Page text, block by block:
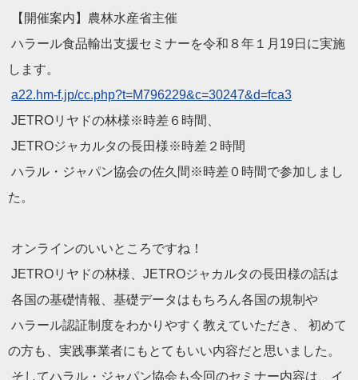
【開催案内】農林水産省主催
ハラール食品輸出支援セミナーを令和８年１月19日に実施
します。
a22.hm-f.jp/cc.php?t=M796229&c=30247&d=fca3
JETROリヤドの林様※時差６時間、
JETROジャカルタの長田様※時差２時間
ハラル・ジャパン協会の佐久間※時差０時間で参加しまし
た。
オンラインのいいところですね！
JETROリヤドの林様、JETROジャカルタの長田様の話は
各国の基礎情報、基礎データはもちろん各国の規制や
ハラール認証制度をわかりやすく教えていただき、 初めて
の方も、実践事業者にもとてもいい内容だと思いました。
そしてハラル・ジャパン協会も今回のセミナー内容は、イ